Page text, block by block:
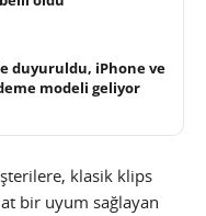
duyuruldu, iPhone ve
modeli geliyor
klasik klips
bir uyum sağlayan